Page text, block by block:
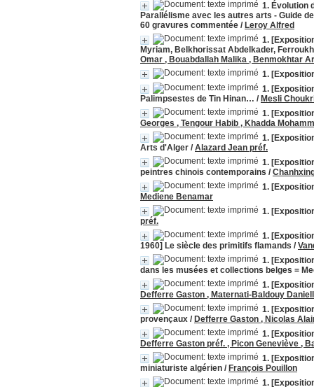
1. Évolution
Parallélisme avec les autres arts - Guide
60 gravures commentée / Leroy Alfred
1.
Myriam, Belkhorissat Abdelkader,
Omar , Bouabdallah Malika , Benmokhtar
1.
1.
Palimpsestes de Tin Hinan… / Mesli
1.
Georges , Tengour Habib , Khadda
1.
Arts d'Alger /Alazard Jean préf.
1.
peintres chinois contemporains /
1.
Mediene Benamar
1.
préf.
1.
1960] Le siècle des primitifs flamands /
1.
dans les musées et collections belges =
1.
Defferre Gaston , Maternati-Baldouy
1.
provençaux / Defferre Gaston , Nicolas
1.
Defferre Gaston préf. , Picon Geneviève ,
1.
miniaturiste algérien / François Pouillon
1.